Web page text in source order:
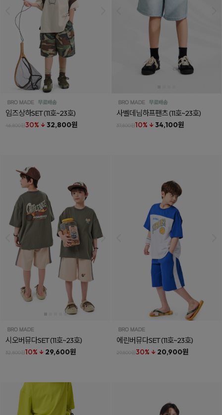
임즈상하SET(11호~23호)
46,800원30% ↓ 32,800원
사벨데님하프팬츠(11호~23호)
37,800원10% ↓ 34,100원
시오버뮤다SET(11호~23호)
32,800원10% ↓ 29,600원
에린버뮤다SET(11호~23호)
29,800원30% ↓ 20,900원